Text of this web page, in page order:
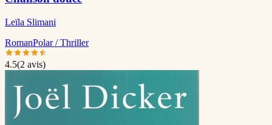
Leïla Slimani
RomanPolar / Thriller
4.5(2 avis)